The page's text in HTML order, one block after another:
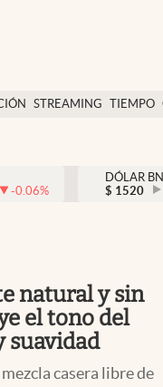
STREAMING TIEMPO
México
-0.06%
DÓLAR
$ 1520
natural y sin
el tono del
suavidad
casera libre de